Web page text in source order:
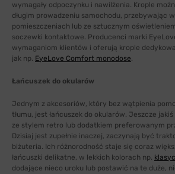
wymagały odpoczynku i nawilżenia. Krople
długim prowadzeniu samochodu, przebywając
pomieszczeniach lub ze sztucznym
soczewki kontaktowe. Producenci marki
wymaganiom klientów i oferują krople
jak np. EyeLove Comfort monodose.
Łańcuszek do okularów
Jednym z akcesoriów, który bez wątpienia
tłumu, jest łańcuszek do okularów. Jeszcze
ze stylem retro lub dodatkiem preferowanym
Dzisiaj jest zupełnie inaczej, zaczynają być
biżuteria. Ich różnorodność staje się coraz
łańcuszki delikatne, w lekkich kolorach np.
dodające nieco uroku lub postawić na te duże,